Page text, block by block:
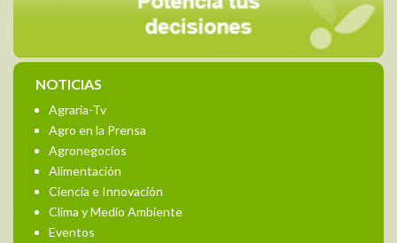
NOTICIAS
Agraria-Tv
Agro en la Prensa
Agronegocios
Alimentación
Ciencia e Innovación
Clima y Medio Ambiente
Eventos